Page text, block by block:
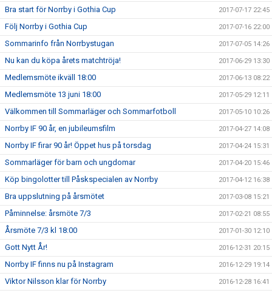
Bra start för Norrby i Gothia Cup 2017-07-17 22:45
Följ Norrby i Gothia Cup 2017-07-16 22:00
Sommarinfo från Norrbystugan 2017-07-05 14:26
Nu kan du köpa årets matchtröja! 2017-06-29 13:30
Medlemsmöte ikväll 18:00 2017-06-13 08:22
Medlemsmöte 13 juni 18:00 2017-05-29 12:11
Välkommen till Sommarläger och Sommarfotboll 2017-05-10 10:26
Norrby IF 90 år, en jubileumsfilm 2017-04-27 14:08
Norrby IF firar 90 år! Öppet hus på torsdag 2017-04-24 15:31
Sommarläger för barn och ungdomar 2017-04-20 15:46
Köp bingolotter till Påskspecialen av Norrby 2017-04-12 16:38
Bra uppslutning på årsmötet 2017-03-08 15:21
Påminnelse: årsmöte 7/3 2017-02-21 08:55
Årsmöte 7/3 kl 18:00 2017-01-30 12:10
Gott Nytt År! 2016-12-31 20:15
Norrby IF finns nu på Instagram 2016-12-29 19:14
Viktor Nilsson klar för Norrby 2016-12-28 16:41